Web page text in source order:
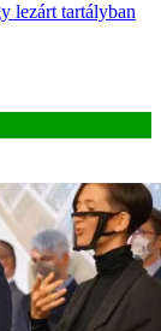
lezárt tartályban